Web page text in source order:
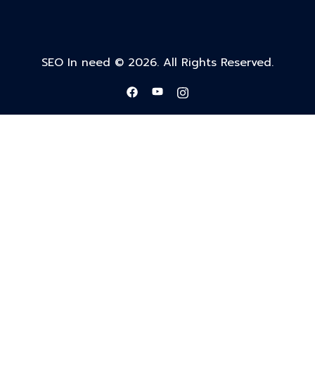
SEO In need © 2026. All Rights Reserved.